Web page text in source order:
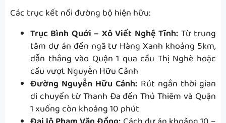
Các trục kết nối đường bộ hiện hữu:
Trục Bình Quới – Xô Viết Nghệ Tĩnh: Từ trung
tâm dự án đến ngã tư Hàng Xanh khoảng 5km,
dẫn thẳng vào Quận 1 qua cầu Thị Nghè hoặc
cầu vượt Nguyễn Hữu Cảnh
Đường Nguyễn Hữu Cảnh: Rút ngắn thời gian
di chuyển từ Thanh Đa đến Thủ Thiêm và Quận
1 xuống còn khoảng 10 phút